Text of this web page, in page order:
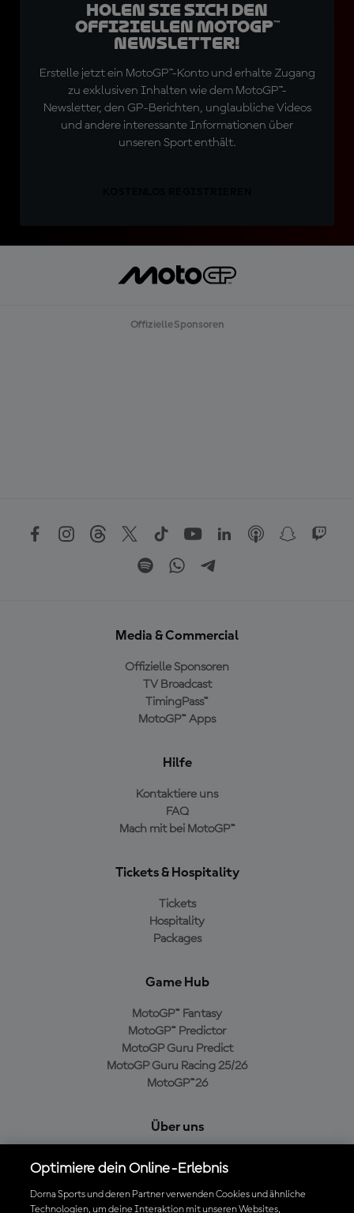
Holen Sie sich den
offiziellen MotoGP™
Newsletter!
Erstelle jetzt ein MotoGP™-Konto und erhalte Zugang
zu exklusiven Inhalten wie dem MotoGP™-
Newsletter, den GP-Berichten, unglaubliche Videos
und andere interessante Informationen über
unseren Sport enthält.
Offizielle Sponsoren
Media & Commercial
Offizielle Sponsoren
TV Broadcast
TimingPass™
MotoGP™ Apps
Hilfe
Kontaktiere uns
FAQ
Mach mit bei MotoGP™
Tickets & Hospitality
Tickets
Hospitality
Packages
Game Hub
MotoGP™ Fantasy
MotoGP™ Predictor
MotoGP Guru Predict
MotoGP Guru Racing 25/26
MotoGP™26
Über uns
Cookie-Richtlinien
Geschäftsbedingungen
Optimiere dein Online-Erlebnis
Dorna Sports und deren Partner verwenden Cookies und ähnliche
Technologien, um deine Interaktion mit unseren Websites,